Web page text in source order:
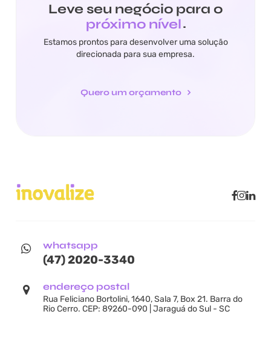
Leve seu negócio para o
próximo nível.
Estamos prontos para desenvolver uma solução
direcionada para sua empresa.
Quero um orçamento
whatsapp
(47) 2020-3340
endereço postal
Rua Feliciano Bortolini, 1640, Sala 7, Box 21. Barra do
Rio Cerro. CEP: 89260-090 | Jaraguá do Sul - SC